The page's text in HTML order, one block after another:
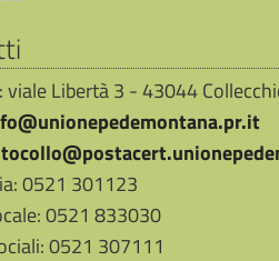
viale Libertà 3 - 43044
0521 301123
0521 833030
0521 307111